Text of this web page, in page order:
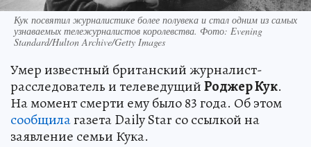
Кук посвятил журналистике более полувека и стал одним из самых
узнаваемых тележурналистов королевства. Фото: Evening
Standard/Hulton Archive/Getty Images
Умер известный британский журналист-
расследователь и телеведущийРоджер Кук.
На момент смерти ему было 83 года. Об этом
сообщилагазета Daily Star со ссылкой на
заявление семьи Кука.